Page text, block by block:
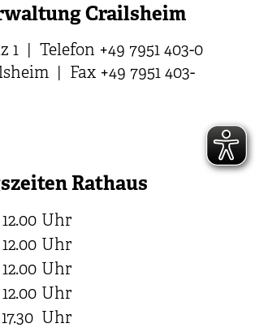
Crailsheim
| Telefon +49 7951 403-0
| Fax +49 7951 403-
Rathaus
Uhr
Uhr
Uhr
Uhr
Uhr